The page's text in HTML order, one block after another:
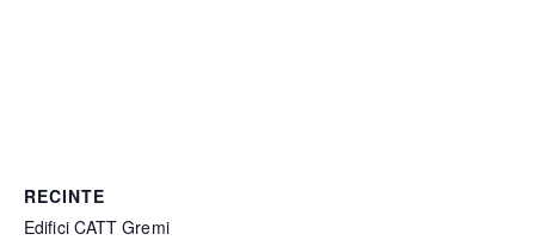
RECINTE
Edifici CATT Gremi